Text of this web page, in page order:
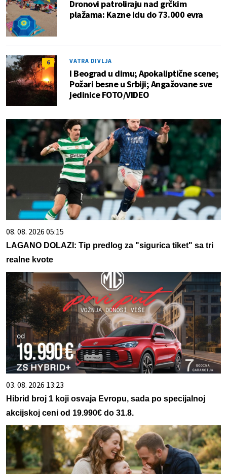
Dronovi patroliraju nad grčkim
plažama: Kazne idu do 73.000 evra
6 VATRA DIVLJA
I Beograd u dimu; Apokaliptične scene;
Požari besne u Srbiji; Angažovane sve
jedinice FOTO/VIDEO
08. 08. 2026 05:15
LAGANO DOLAZI: Tip predlog za "sigurica tiket" sa tri
realne kvote
03. 08. 2026 13:23
Hibrid broj 1 koji osvaja Evropu, sada po specijalnoj
akcijskoj ceni od 19.990€ do 31.8.